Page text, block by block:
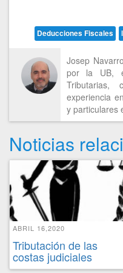
Deducciones Fiscales
Josep
por la UB,
experiencia
y particulares
Noticias
ABRIL 16,2020
Tributación de las
costas judiciales